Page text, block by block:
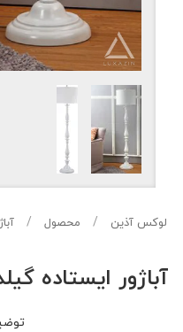
لوکس آذین محصول
آباژور ایستاده